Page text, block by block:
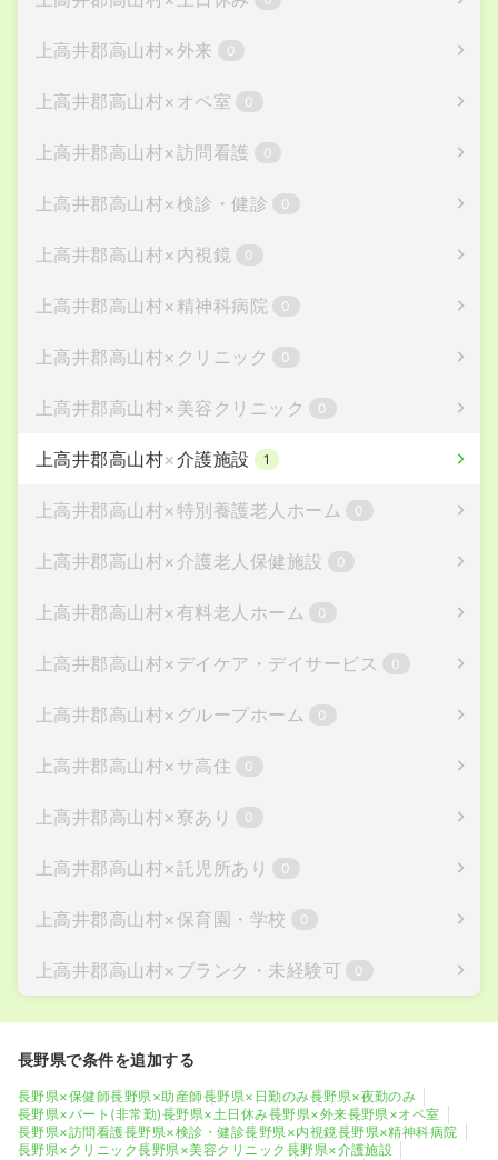
上高井郡高山村×外来 0
上高井郡高山村× オペ室 0
上高井郡高山村×訪問看護 0
上高井郡高山村×検診・健診 0
上高井郡高山村× 内視鏡 0
上高井郡高山村× 精神科病院 0
上高井郡高山村× クリニック 0
上高井郡高山村× 美容クリニック 0
上高井郡高山村×介護施設 1
上高井郡高山村×特別養護老人ホーム 0
上高井郡高山村× 介護老人保健施設 0
上高井郡高山村× 有料老人ホーム 0
上高井郡高山村× デイケア・デイサービス 0
上高井郡高山村× グループホーム 0
上高井郡高山村× サ高住 0
上高井郡高山村× 寮あり 0
上高井郡高山村×託児所あり 0
上高井郡高山村×保育園・学校 0
上高井郡高山村× ブランク・未経験可 0
長野県で条件を追加する
長野県×保健師長野県×助産師長野県×日勤のみ長野県×夜勤のみ
長野県×パート(非常勤)長野県×土日休み長野県×外来長野県×オペ室
長野県×訪問看護長野県×検診・健診長野県×内視鏡長野県×精神科病院
長野県×クリニック長野県×美容クリニック 長野県×介護施設